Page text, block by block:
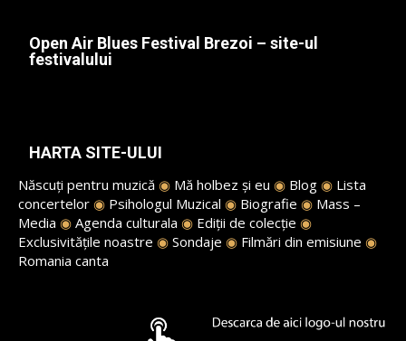
Open Air Blues Festival Brezoi – site-ul
festivalului
HARTA SITE-ULUI
Născuți pentru muzică ◉ Mă holbez și eu ◉ Blog ◉ Lista
concertelor ◉ Psihologul Muzical ◉ Biografie ◉ Mass –
Media ◉ Agenda culturala ◉ Ediții de colecție ◉
Exclusivitățile noastre ◉ Sondaje ◉ Filmări din emisiune ◉
Romania canta